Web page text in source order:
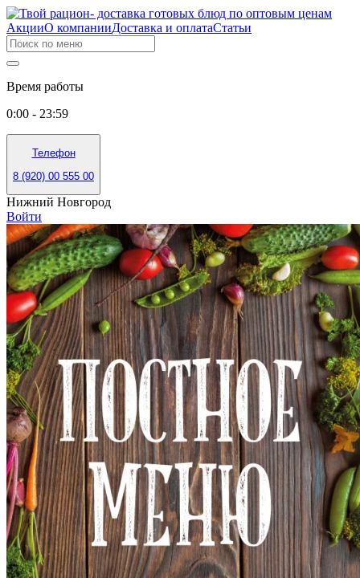
АкцииО компанииДоставка и оплатаСтатьи
Время работы
0:00 - 23:59
Телефон
8 (920) 00 555 00
Нижний Новгород
Войти